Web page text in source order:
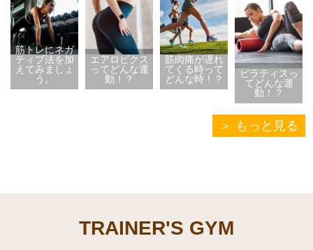
筋トレにネガ
ティブ法を加
えてみましょ
う。
エアロビクス
ってどんな運
動！？
筋肉痛が遅れ
てくる時って
どんな時！？
ピラティスっ
てどんな運
動！？
もっと見る
TRAINER'S GYM